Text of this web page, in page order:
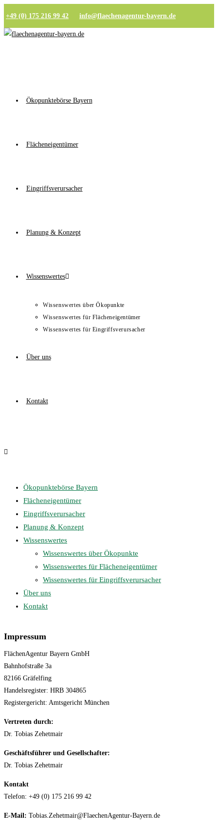
+49 (0) 175 216 99 42 info@flaechenagentur-bayern.de
Ökopunktebörse Bayern
Flächeneigentümer
Eingriffsverursacher
Planung & Konzept
Wissenswertes
Wissenswertes über Ökopunkte
Wissenswertes für Flächeneigentümer
Wissenswertes für Eingriffsverursacher
Über uns
Kontakt
Ökopunktebörse Bayern
Flächeneigentümer
Eingriffsverursacher
Planung & Konzept
Wissenswertes
Wissenswertes über Ökopunkte
Wissenswertes für Flächeneigentümer
Wissenswertes für Eingriffsverursacher
Über uns
Kontakt
Impressum
FlächenAgentur Bayern GmbH
Bahnhofstraße 3a
82166 Gräfelfing
Handelsregister: HRB 304865
Registergericht: Amtsgericht München
Vertreten durch:
Dr. Tobias Zehetmair
Geschäftsführer und Gesellschafter:
Dr. Tobias Zehetmair
Kontakt
Telefon: +49 (0) 175 216 99 42
E-Mail: Tobias.Zehetmair@FlaechenAgentur-Bayern.de